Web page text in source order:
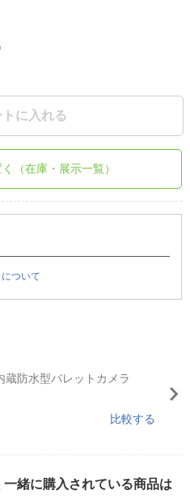
トに入れる
（在庫・展示一覧）
ついて
蔵防水型バレットカメラ
比較する
緒に購入されている商品は